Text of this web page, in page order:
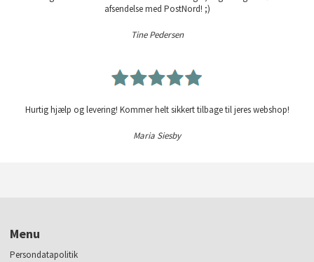
afsendelse med PostNord! ;)
Tine Pedersen
Hurtig hjælp og levering! Kommer helt sikkert tilbage til jeres webshop!
Maria Siesby
Menu
Persondatapolitik